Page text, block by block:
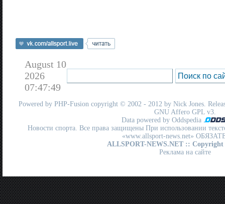
August 10
2026
07:47:49
Powered by PHP-Fusion copyright © 2002 - 2012 by Nick Jones.
GNU Affero GPL v3.
Data powered by Oddspedia
Новости спорта. Все права защищены При использовании
«www.allsport-news.net»
ALLSPORT-NEWS.NET :: Copyright
Реклама на сайте